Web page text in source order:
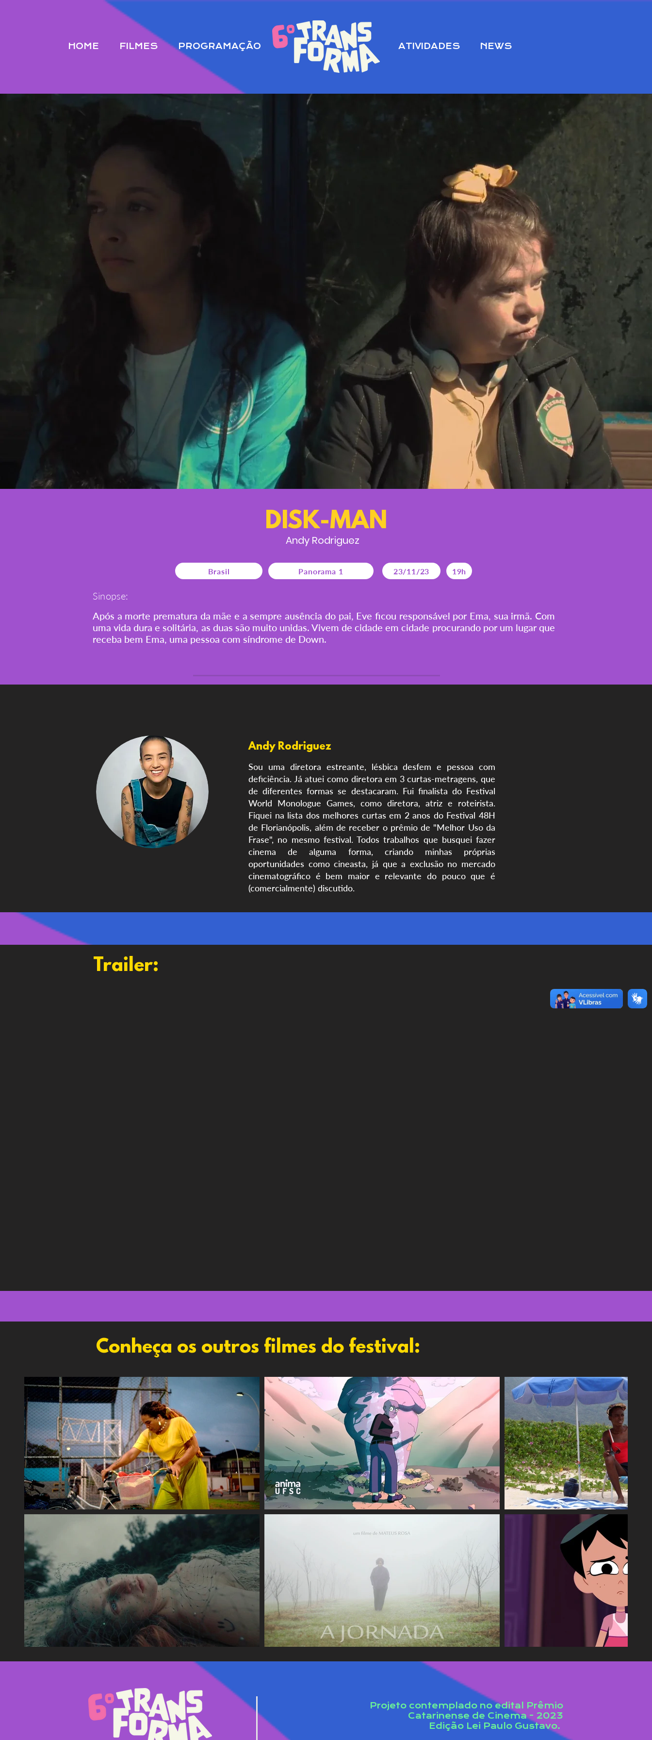
HOME FILMES PROGRAMAÇÃO ‎ ‎ ‎ ‎ ‎ ‎ ‎ ‎ ‎ ‎ ‎ ‎ ‎ ‎ ‎ ‎ ‎ ‎ ‎ ‎ ‎ ‎ ‎ ‎ ‎ ‎ ‎ ‎ ‎ ‎ ‎ ‎ ‎ ‎ ATIVIDADES NEWS
DISK-MAN
Andy Rodriguez
Brasil Panorama 1 23/11/23 19h
Sinopse:
Após a morte prematura da mãe e a sempre ausência do pai, Eve ficou responsável por Ema, sua irmã. Com
uma vida dura e solitária, as duas são muito unidas. Vivem de cidade em cidade procurando por um lugar que
receba bem Ema, uma pessoa com síndrome de Down.
Andy Rodriguez
Sou uma diretora estreante, lésbica desfem e pessoa com
deficiência. Já atuei como diretora em 3 curtas-metragens, que
de diferentes formas se destacaram. Fui finalista do Festival
World Monologue Games, como diretora, atriz e roteirista.
Fiquei na lista dos melhores curtas em 2 anos do Festival 48H
de Florianópolis, além de receber o prêmio de "Melhor Uso da
Frase", no mesmo festival. Todos trabalhos que busquei fazer
cinema de alguma forma, criando minhas próprias
oportunidades como cineasta, já que a exclusão no mercado
cinematográfico é bem maior e relevante do pouco que é
(comercialmente) discutido.
Trailer:
Conheça os outros filmes do festival:
Projeto contemplado no edital Prêmio
Catarinense de Cinema - 2023
Edição Lei Paulo Gustavo.